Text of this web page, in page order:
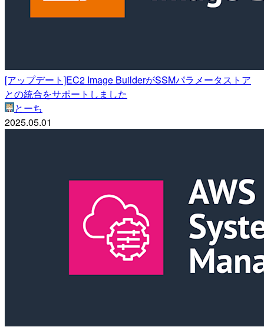
[アップデート]EC2 Image BuilderがSSMパラメータストア
との統合をサポートしました
とーち
2025.05.01